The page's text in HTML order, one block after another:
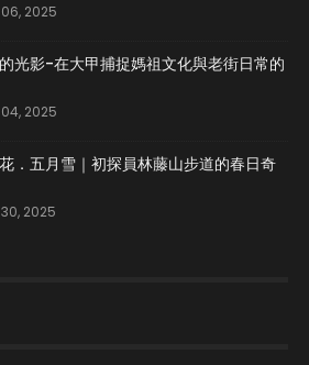
2025
光影-在大甲捕捉媽祖文化與老街日常的
2025
．五月雪｜初探員林藤山步道的春日奇
2025